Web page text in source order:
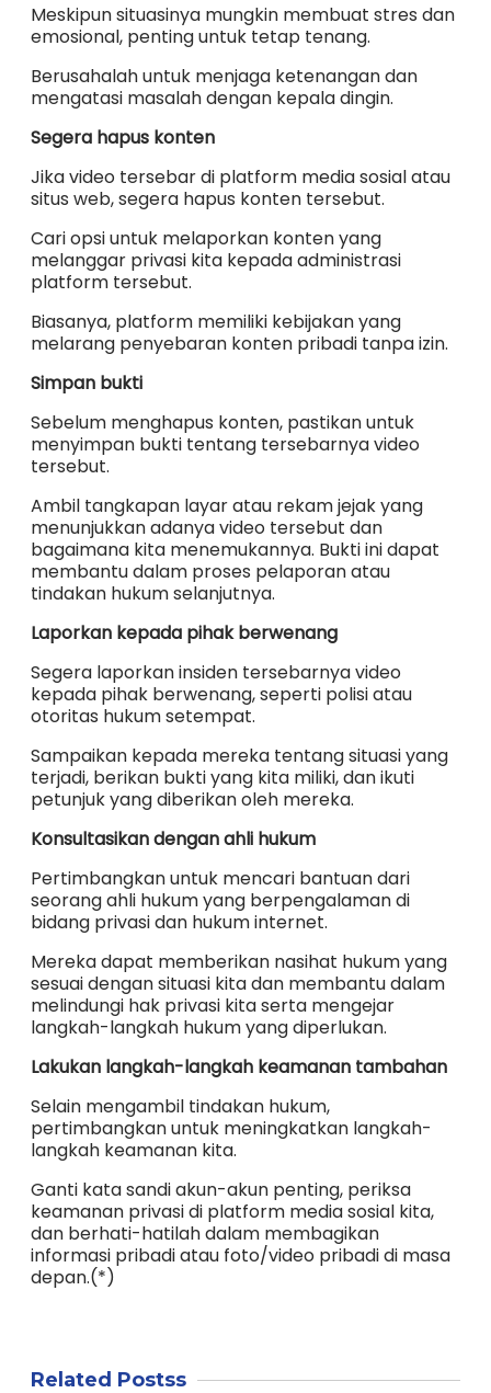
Meskipun situasinya mungkin membuat stres dan
emosional, penting untuk tetap tenang.
Berusahalah untuk menjaga ketenangan dan
mengatasi masalah dengan kepala dingin.
Segera hapus konten
Jika video tersebar di platform media sosial atau
situs web, segera hapus konten tersebut.
Cari opsi untuk melaporkan konten yang
melanggar privasi kita kepada administrasi
platform tersebut.
Biasanya, platform memiliki kebijakan yang
melarang penyebaran konten pribadi tanpa izin.
Simpan bukti
Sebelum menghapus konten, pastikan untuk
menyimpan bukti tentang tersebarnya video
tersebut.
Ambil tangkapan layar atau rekam jejak yang
menunjukkan adanya video tersebut dan
bagaimana kita menemukannya. Bukti ini dapat
membantu dalam proses pelaporan atau
tindakan hukum selanjutnya.
Laporkan kepada pihak berwenang
Segera laporkan insiden tersebarnya video
kepada pihak berwenang, seperti polisi atau
otoritas hukum setempat.
Sampaikan kepada mereka tentang situasi yang
terjadi, berikan bukti yang kita miliki, dan ikuti
petunjuk yang diberikan oleh mereka.
Konsultasikan dengan ahli hukum
Pertimbangkan untuk mencari bantuan dari
seorang ahli hukum yang berpengalaman di
bidang privasi dan hukum internet.
Mereka dapat memberikan nasihat hukum yang
sesuai dengan situasi kita dan membantu dalam
melindungi hak privasi kita serta mengejar
langkah-langkah hukum yang diperlukan.
Lakukan langkah-langkah keamanan tambahan
Selain mengambil tindakan hukum,
pertimbangkan untuk meningkatkan langkah-
langkah keamanan kita.
Ganti kata sandi akun-akun penting, periksa
keamanan privasi di platform media sosial kita,
dan berhati-hatilah dalam membagikan
informasi pribadi atau foto/video pribadi di masa
depan.(*)
Related Postss